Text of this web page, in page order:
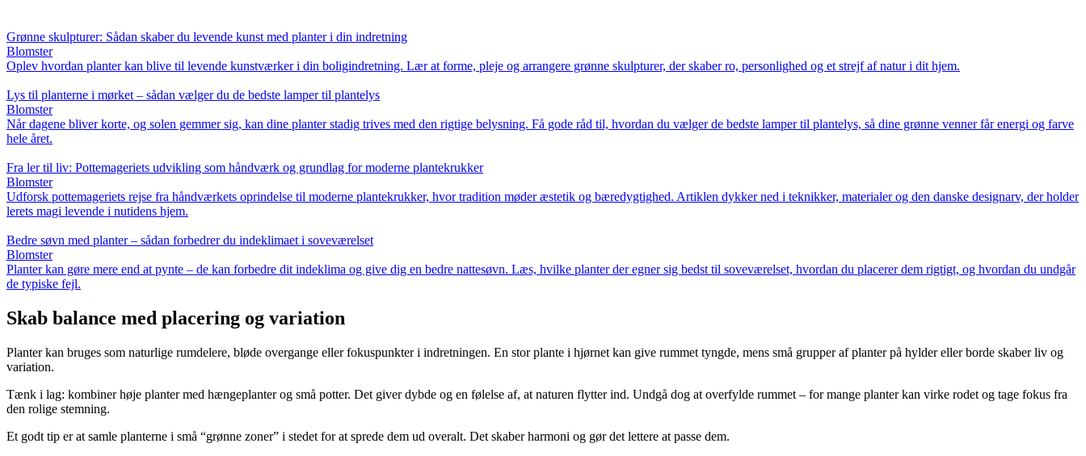
Grønne skulpturer: Sådan skaber du levende kunst med planter i din indretning
Blomster
Oplev hvordan planter kan blive til levende kunstværker i din boligindretning. Lær at forme, pleje og arrangere grønne skulpturer, der skaber ro, personlighed og et strejf af natur i dit hjem.
Lys til planterne i mørket – sådan vælger du de bedste lamper til plantelys
Blomster
Når dagene bliver korte, og solen gemmer sig, kan dine planter stadig trives med den rigtige belysning. Få gode råd til, hvordan du vælger de bedste lamper til plantelys, så dine grønne venner får energi og farve
hele året.
Fra ler til liv: Pottemageriets udvikling som håndværk og grundlag for moderne plantekrukker
Blomster
Udforsk pottemageriets rejse fra håndværkets oprindelse til moderne plantekrukker, hvor tradition møder æstetik og bæredygtighed. Artiklen dykker ned i teknikker, materialer og den danske designarv, der holder
lerets magi levende i nutidens hjem.
Bedre søvn med planter – sådan forbedrer du indeklimaet i soveværelset
Blomster
Planter kan gøre mere end at pynte – de kan forbedre dit indeklima og give dig en bedre nattesøvn. Læs, hvilke planter der egner sig bedst til soveværelset, hvordan du placerer dem rigtigt, og hvordan du undgår
de typiske fejl.
Skab balance med placering og variation
Planter kan bruges som naturlige rumdelere, bløde overgange eller fokuspunkter i indretningen. En stor plante i hjørnet kan give rummet tyngde, mens små grupper af planter på hylder eller borde skaber liv og
variation.
Tænk i lag: kombiner høje planter med hængeplanter og små potter. Det giver dybde og en følelse af, at naturen flytter ind. Undgå dog at overfylde rummet – for mange planter kan virke rodet og tage fokus fra
den rolige stemning.
Et godt tip er at samle planterne i små “grønne zoner” i stedet for at sprede dem ud overalt. Det skaber harmoni og gør det lettere at passe dem.